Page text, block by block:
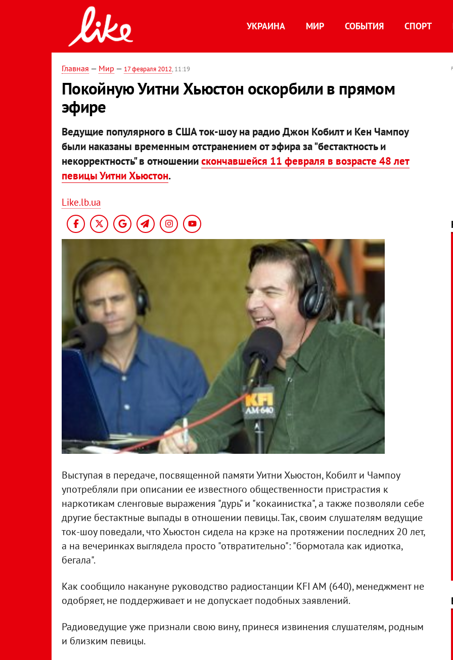
УКРАИНА МИР СОБЫТИЯ СПОРТ
Главная — Мир — 17 февраля 2012, 11:19
Покойную Уитни Хьюстон оскорбили в прямом
эфире
Ведущие популярного в США ток-шоу на радио Джон Кобилт и Кен Чампоу
были наказаны временным отстранением от эфира за "бестактность и
некорректность" в отношениискончавшейся 11 февраля в возрасте 48 лет
певицы Уитни Хьюстон.
Like.lb.ua
Выступая в передаче, посвященной памяти Уитни Хьюстон, Кобилт и Чампоу
употребляли при описании ее известного общественности пристрастия к
наркотикам сленговые выражения "дурь" и "кокаинистка", а также позволяли себе
другие бестактные выпады в отношении певицы. Так, своим слушателям ведущие
ток-шоу поведали, что Хьюстон сидела на крэке на протяжении последних 20 лет,
а на вечеринках выглядела просто "отвратительно": "бормотала как идиотка,
бегала".
Как сообщило накануне руководство радиостанции KFI AM (640), менеджмент не
одобряет, не поддерживает и не допускает подобных заявлений.
Радиоведущие уже признали свою вину, принеся извинения слушателям, родным
и близким певицы.